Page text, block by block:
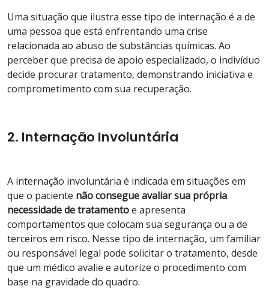
Uma situação que ilustra esse tipo de internação é a de
uma pessoa que está enfrentando uma crise
relacionada ao abuso de substâncias químicas. Ao
perceber que precisa de apoio especializado, o indivíduo
decide procurar tratamento, demonstrando iniciativa e
comprometimento com sua recuperação.
2. Internação Involuntária
A internação involuntária é indicada em situações em
que o paciente não consegue avaliar sua própria
necessidade de tratamentoe apresenta
comportamentos que colocam sua segurança ou a de
terceiros em risco. Nesse tipo de internação, um familiar
ou responsável legal pode solicitar o tratamento, desde
que um médico avalie e autorize o procedimento com
base na gravidade do quadro.